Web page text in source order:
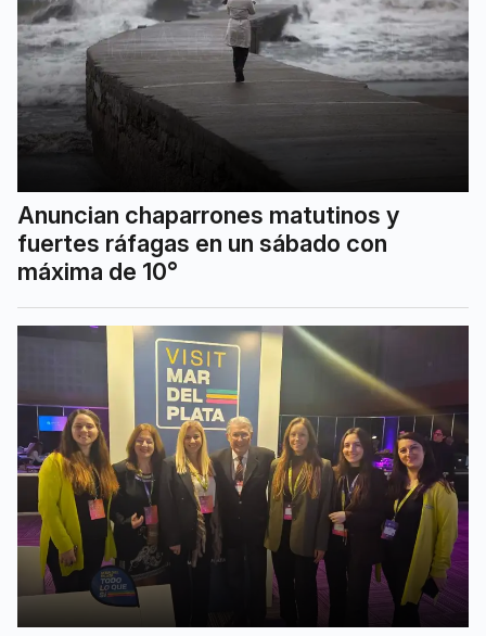
Anuncian chaparrones matutinos y
fuertes ráfagas en un sábado con
máxima de 10°